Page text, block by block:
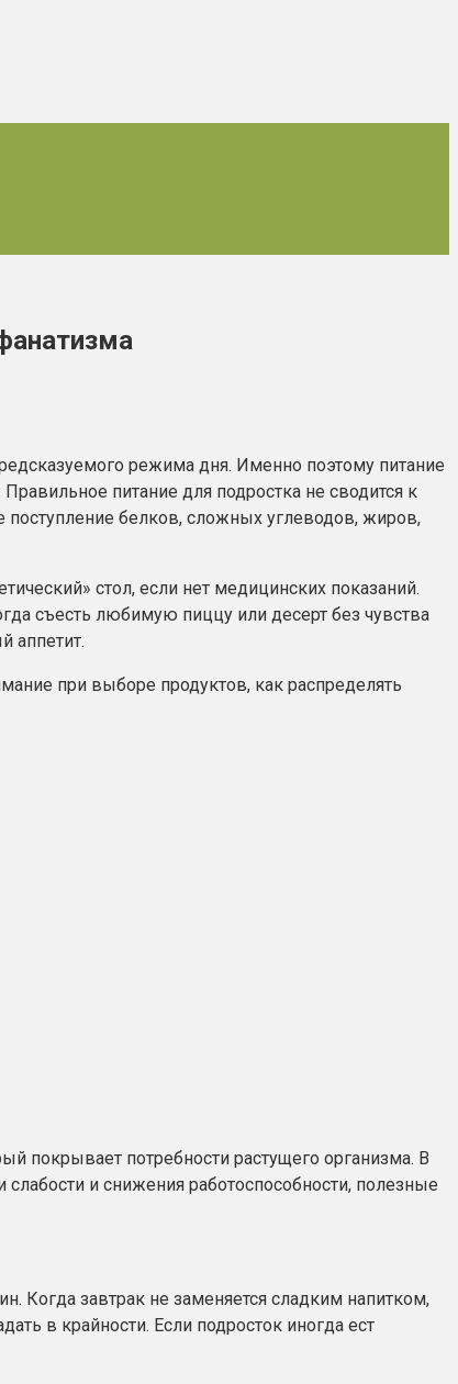
режима дня. Именно поэтому питание
питание для подростка не сводится к
поступление белков, сложных углеводов, жиров,
стол, если нет медицинских показаний.
съесть любимую пиццу или десерт без чувства
аппетит.
при выборе продуктов, как распределять
покрывает потребности растущего организма. В
и снижения работоспособности, полезные
Когда завтрак не заменяется сладким напитком,
в крайности. Если подросток иногда ест